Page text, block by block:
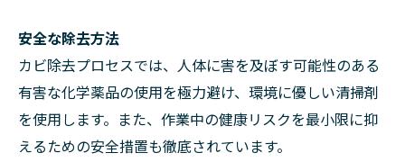
安全な除去方法
カビ除去プロセスでは、人体に害を及ぼす可能性のある
有害な化学薬品の使用を極力避け、環境に優しい清掃剤
を使用します。また、作業中の健康リスクを最小限に抑
えるための安全措置も徹底されています。